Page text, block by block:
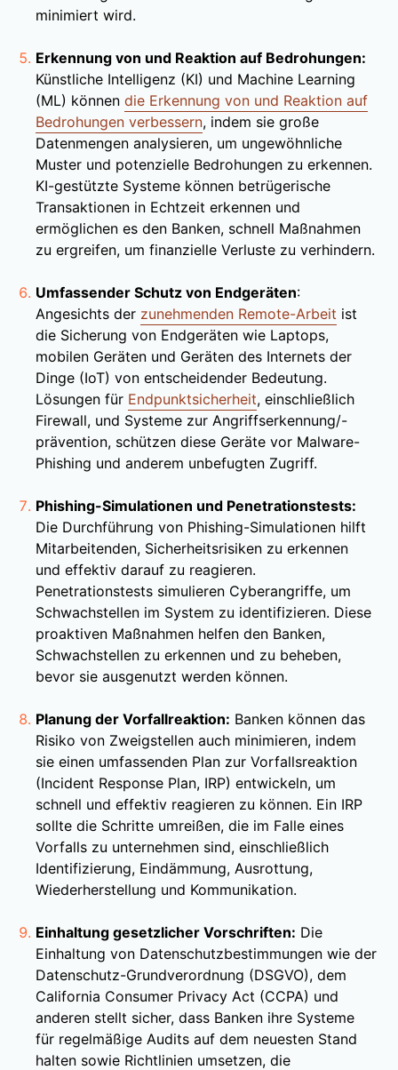
minimiert wird.
Erkennung von und Reaktion auf Bedrohungen:
Künstliche Intelligenz (KI) und Machine Learning
(ML) können die Erkennung von und Reaktion auf
Bedrohungen verbessern, indem sie große
Datenmengen analysieren, um ungewöhnliche
Muster und potenzielle Bedrohungen zu erkennen.
KI-gestützte Systeme können betrügerische
Transaktionen in Echtzeit erkennen und
ermöglichen es den Banken, schnell Maßnahmen
zu ergreifen, um finanzielle Verluste zu verhindern.
Umfassender Schutz von Endgeräten:
Angesichts der zunehmenden Remote-Arbeit ist
die Sicherung von Endgeräten wie Laptops,
mobilen Geräten und Geräten des Internets der
Dinge (IoT) von entscheidender Bedeutung.
Lösungen für Endpunktsicherheit, einschließlich
Firewall, und Systeme zur Angriffserkennung/-
prävention, schützen diese Geräte vor Malware-
Phishing und anderem unbefugten Zugriff.
Phishing-Simulationen und Penetrationstests:
Die Durchführung von Phishing-Simulationen hilft
Mitarbeitenden, Sicherheitsrisiken zu erkennen
und effektiv darauf zu reagieren.
Penetrationstests simulieren Cyberangriffe, um
Schwachstellen im System zu identifizieren. Diese
proaktiven Maßnahmen helfen den Banken,
Schwachstellen zu erkennen und zu beheben,
bevor sie ausgenutzt werden können.
Planung der Vorfallreaktion: Banken können das
Risiko von Zweigstellen auch minimieren, indem
sie einen umfassenden Plan zur Vorfallsreaktion
(Incident Response Plan, IRP) entwickeln, um
schnell und effektiv reagieren zu können. Ein IRP
sollte die Schritte umreißen, die im Falle eines
Vorfalls zu unternehmen sind, einschließlich
Identifizierung, Eindämmung, Ausrottung,
Wiederherstellung und Kommunikation.
Einhaltung gesetzlicher Vorschriften: Die
Einhaltung von Datenschutzbestimmungen wie der
Datenschutz-Grundverordnung (DSGVO), dem
California Consumer Privacy Act (CCPA) und
anderen stellt sicher, dass Banken ihre Systeme
für regelmäßige Audits auf dem neuesten Stand
halten sowie Richtlinien umsetzen, die